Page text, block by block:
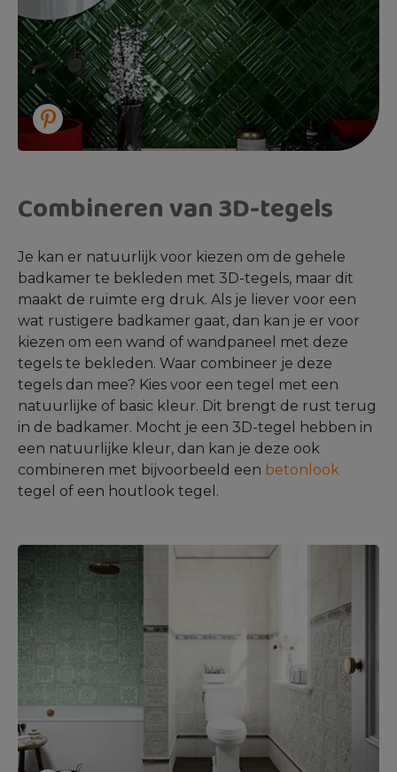
Combineren van 3D-tegels
Je kan er natuurlijk voor kiezen om de gehele
badkamer te bekleden met 3D-tegels, maar dit
maakt de ruimte erg druk. Als je liever voor een
wat rustigere badkamer gaat, dan kan je er voor
kiezen om een wand of wandpaneel met deze
tegels te bekleden. Waar combineer je deze
tegels dan mee? Kies voor een tegel met een
natuurlijke of basic kleur. Dit brengt de rust terug
in de badkamer. Mocht je een 3D-tegel hebben in
een natuurlijke kleur, dan kan je deze ook
combineren met bijvoorbeeld een betonlook
tegel of een houtlook tegel.